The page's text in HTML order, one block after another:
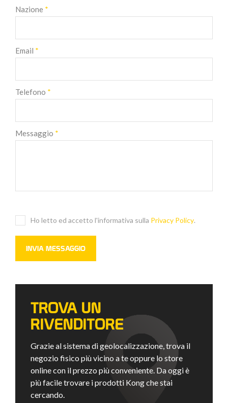
Nazione *
Email *
Telefono *
Messaggio *
Ho letto ed accetto l'informativa sulla Privacy Policy.
TROVA UN
RIVENDITORE
Grazie al sistema di geolocalizzazione, trova il
negozio fisico più vicino a te oppure lo store
online con il prezzo più conveniente. Da oggi è
più facile trovare i prodotti Kong che stai
cercando.